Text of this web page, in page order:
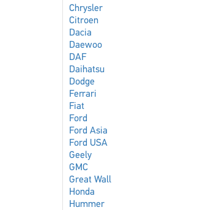
Chrysler
Citroen
Dacia
Daewoo
DAF
Daihatsu
Dodge
Ferrari
Fiat
Ford
Ford Asia
Ford USA
Geely
GMC
Great Wall
Honda
Hummer